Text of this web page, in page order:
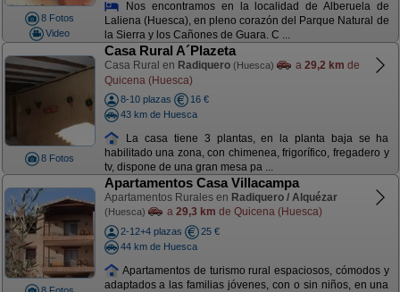
8 Fotos
Video
Nos encontramos en la localidad de Alberuela de
Laliena (Huesca), en pleno corazón del Parque Natural de
la Sierra y los Cañones de Guara. C ...
8 Fotos
Casa Rural A´Plazeta
Casa Rural en Radiquero (Huesca) a 29,2 km de
Quicena (Huesca)
8-10 plazas
16 €
43 km de Huesca
La casa tiene 3 plantas, en la planta baja se ha
habilitado una zona, con chimenea, frigorífico, fregadero y
tv, dispone de una gran mesa pa ...
Apartamentos Casa Villacampa
Apartamentos Rurales en Radiquero / Alquézar
(Huesca) a 29,3 km de Quicena (Huesca)
2-12+4 plazas
25 €
44 km de Huesca
Apartamentos de turismo rural espaciosos, cómodos y
adaptados a las familias jóvenes, con o sin niños, en una